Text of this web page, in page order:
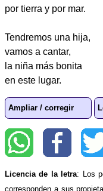
por tierra y por mar.
Tendremos una hija,
vamos a cantar,
la niña más bonita
en este lugar.
Ampliar / corregir
Licencia de la letra: Los
corresponden a sus